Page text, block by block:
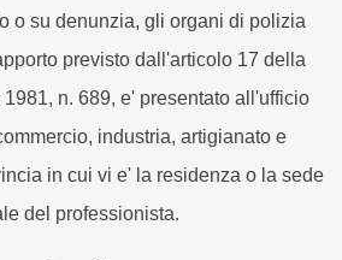
o su denunzia, gli organi di polizia
previsto dall'articolo 17 della
1981, n. 689, e' presentato all'ufficio
industria, artigianato e
in cui vi e' la residenza o la sede
del professionista.